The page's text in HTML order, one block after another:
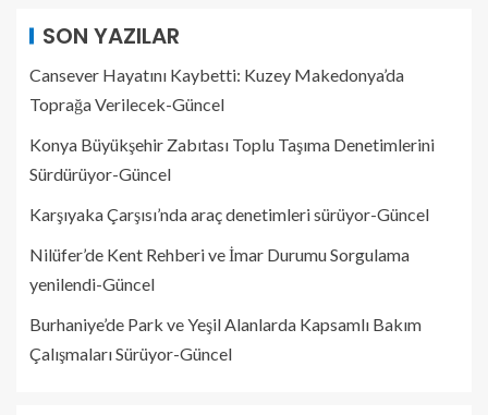
SON YAZILAR
Cansever Hayatını Kaybetti: Kuzey Makedonya’da
Toprağa Verilecek-Güncel
Konya Büyükşehir Zabıtası Toplu Taşıma Denetimlerini
Sürdürüyor-Güncel
Karşıyaka Çarşısı’nda araç denetimleri sürüyor-Güncel
Nilüfer’de Kent Rehberi ve İmar Durumu Sorgulama
yenilendi-Güncel
Burhaniye’de Park ve Yeşil Alanlarda Kapsamlı Bakım
Çalışmaları Sürüyor-Güncel